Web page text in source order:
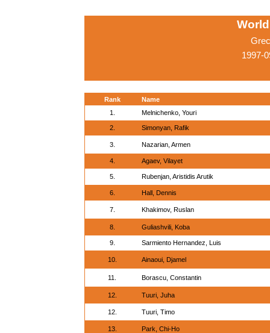
1997-
Rank
Name
1.
Melnichenko, Youri
2. Simonyan, Rafik
3. Nazarian, Armen
4. Agaev, Vilayet
5. Rubenjan, Aristidis Arutik
6. Hall, Dennis
7. Khakimov, Ruslan
8. Guliashvili, Koba
9. Sarmiento Hernandez, Luis
10. Ainaoui, Djamel
11. Borascu, Constantin
12. Tuuri, Juha
12. Tuuri, Timo
13. Park, Chi-Ho